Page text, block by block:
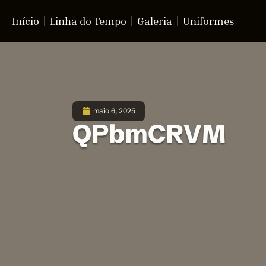
Início Linha do Tempo Galeria Uniformes
maio 6, 2025
QPbmCRVM